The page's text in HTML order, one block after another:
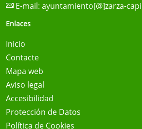
E-mail: ayuntamiento[@]zarza-
Enlaces
Inicio
Contacte
Mapa web
Aviso legal
Accesibilidad
Protección de Datos
Política de Cookies